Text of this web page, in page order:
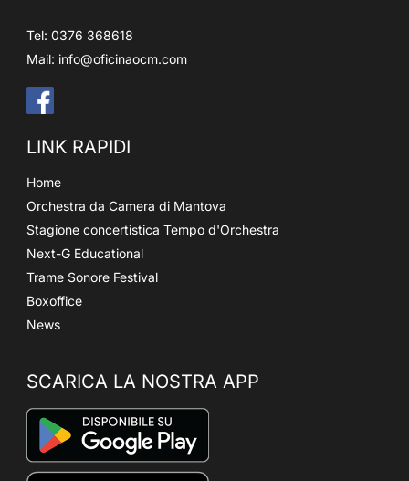
Tel: 0376 368618
Mail: info@oficinaocm.com
LINK RAPIDI
Home
Orchestra da Camera di Mantova
Stagione concertistica Tempo d'Orchestra
Next-G Educational
Trame Sonore Festival
Boxoffice
News
SCARICA LA NOSTRA APP